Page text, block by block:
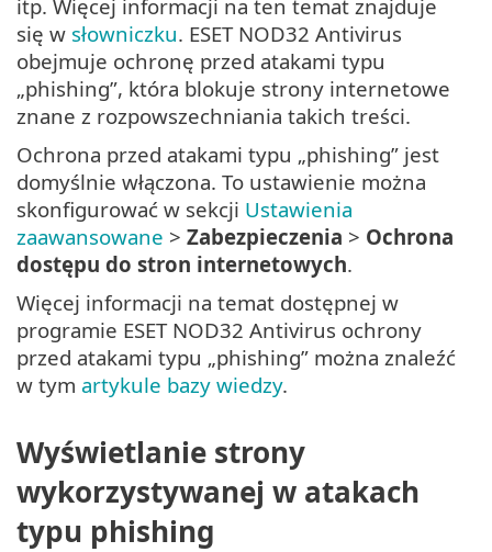
itp. Więcej informacji na ten temat znajduje
się w słowniczku. ESET NOD32 Antivirus
obejmuje ochronę przed atakami typu
„phishing”, która blokuje strony internetowe
znane z rozpowszechniania takich treści.
Ochrona przed atakami typu „phishing” jest
domyślnie włączona. To ustawienie można
skonfigurować w sekcji Ustawienia
zaawansowane > Zabezpieczenia > Ochrona
dostępu do stron internetowych.
Więcej informacji na temat dostępnej w
programie ESET NOD32 Antivirus ochrony
przed atakami typu „phishing” można znaleźć
w tym artykule bazy wiedzy.
Wyświetlanie strony
wykorzystywanej w atakach
typu phishing